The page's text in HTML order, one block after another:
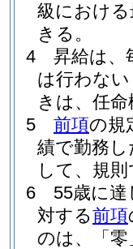
級におけ
きる。
4
昇給は、
は行わな
きは、任
5
前項の規
績で勤務
して、規
6
55歳に
対する前項
のは、「